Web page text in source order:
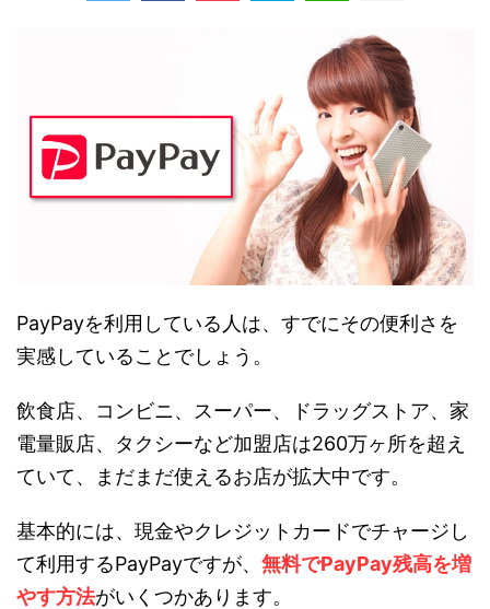
PayPayを利用している人は、すでにその便利さを
実感していることでしょう。
飲食店、コンビニ、スーパー、ドラッグストア、家
電量販店、タクシーなど加盟店は260万ヶ所を超え
ていて、まだまだ使えるお店が拡大中です。
基本的には、現金やクレジットカードでチャージし
て利用するPayPayですが、 無料でPayPay残高を増
やす方法がいくつかあります。